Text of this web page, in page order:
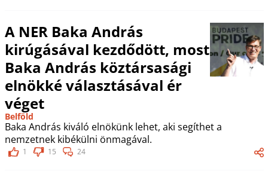
A NER Baka András
kirúgásával kezdődött, most
Baka András köztársasági
elnökké választásával ér
véget
Belföld
Baka András kiváló elnökünk lehet, aki segíthet a
nemzetnek kibékülni önmagával.
1 15 24